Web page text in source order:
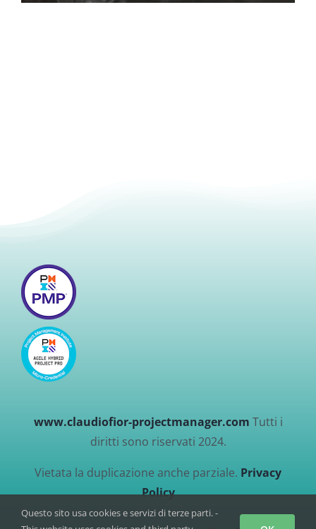
www.claudiofior-projectmanager.com Tutti i
diritti sono riservati 2024.
Vietata la duplicazione anche parziale. Privacy
Policy
Questo sito usa cookies e servizi di terze parti. -